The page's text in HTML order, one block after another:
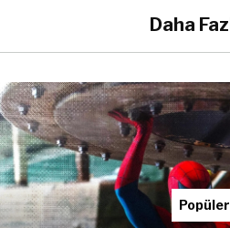
Daha
Popüler